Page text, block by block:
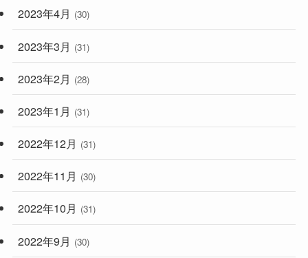
2023年4月 (30)
2023年3月 (31)
2023年2月 (28)
2023年1月 (31)
2022年12月 (31)
2022年11月 (30)
2022年10月 (31)
2022年9月 (30)